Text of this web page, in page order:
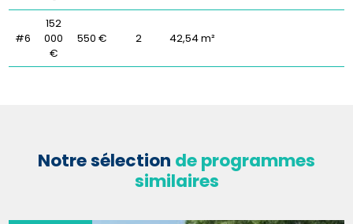
#6
152
000
€
550 € 2 42,54 m²
Notre sélection de programmes
similaires